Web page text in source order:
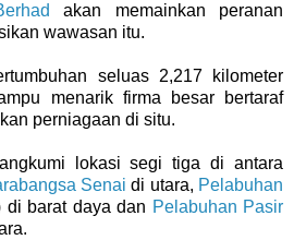
akan memainkan peranan
wawasan itu.
seluas 2,217 kilometer
menarik firma besar bertaraf
perniagaan di situ.
lokasi segi tiga di antara
Senai di utara, Pelabuhan
barat daya dan Pelabuhan Pasir